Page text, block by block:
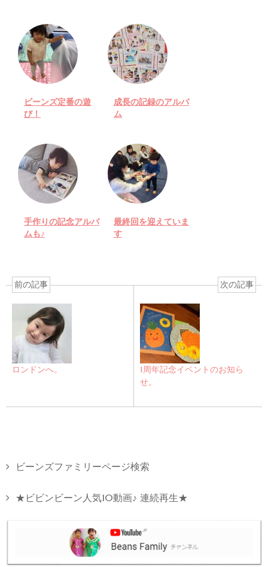
ビーンズ定番の遊
び！
成長の記録のアルバ
ム
手作りの記念アルバ
ムも♪
最終回を迎えていま
す
前の記事
ロンドンへ。
次の記事
1周年記念イベントのお知ら
せ。
ビーンズファミリーページ検索
★ビビンビーン人気10動画♪ 連続再生★